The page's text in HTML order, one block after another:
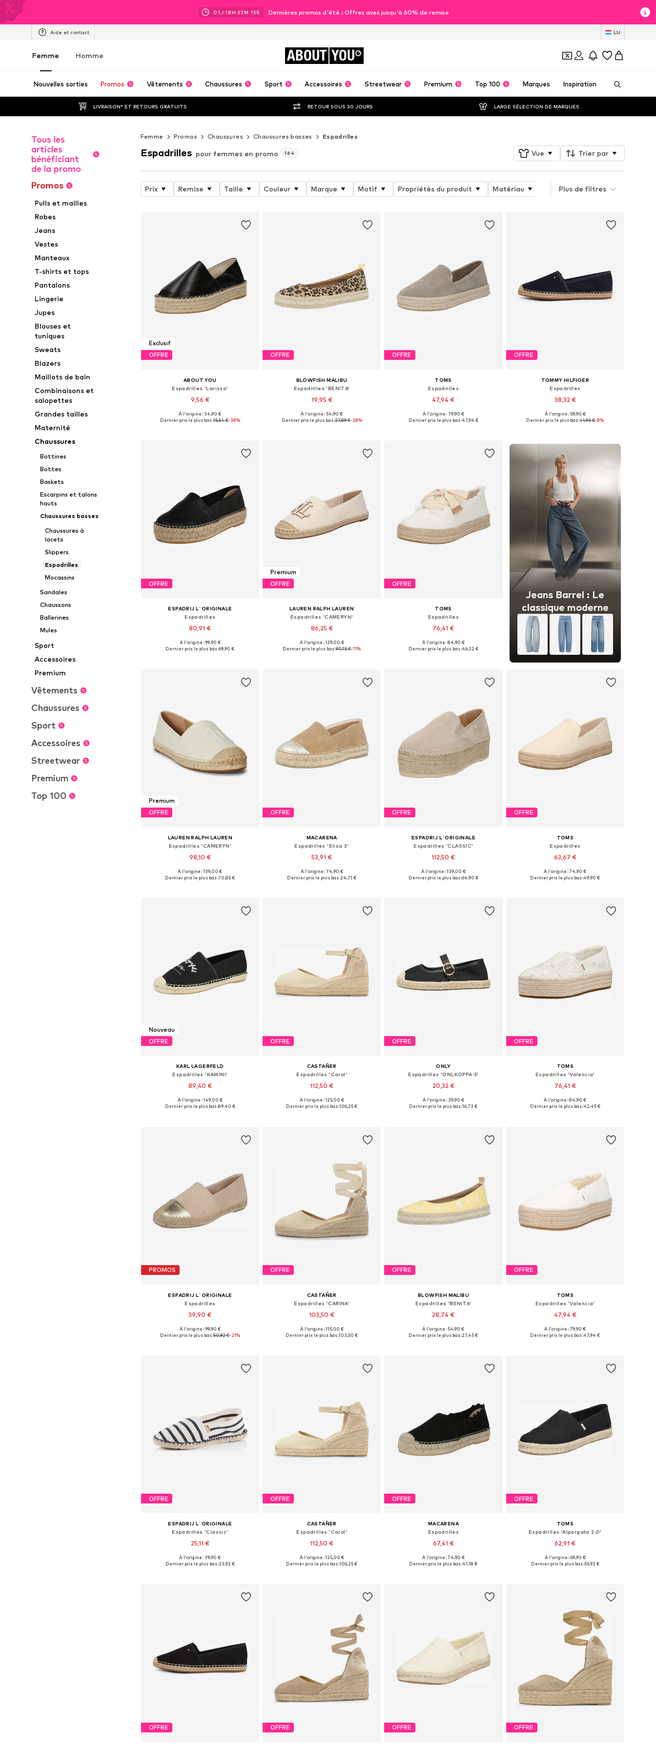
01J 18H 33M 14S Dernières promos d'été : Offres avec jusqu'à 60% de remise
Aide et contact LU
Femme Homme ABOUT YOU
Nouvelles sorties Promos Vêtements Chaussures Sport Accessoires Streetwear Premium Top 100 Marques Inspiration
LIVRAISON* ET RETOURS GRATUITS RETOUR SOUS 30 JOURS LARGE SÉLECTION DE MARQUES
Tous les
articles
bénéficiant
de la promo
Promos
Pulls et mailles
Robes
Jeans
Vestes
Manteaux
T-shirts et tops
Pantalons
Lingerie
Jupes
Blouses et
tuniques
Sweats
Blazers
Maillots de bain
Combinaisons et
salopettes
Grandes tailles
Maternité
Chaussures
Bottines
Bottes
Baskets
Escarpins et talons
hauts
Chaussures basses
Chaussures à
lacets
Slippers
Espadrilles
Mocassins
Sandales
Chaussons
Ballerines
Mules
Sport
Accessoires
Premium
Vêtements
Chaussures
Sport
Accessoires
Streetwear
Premium
Top 100
Femme Promos Chaussures Chaussures basses Espadrilles
Espadrilles pour femmes en promo 164 Vue Trier par
Prix Remise Taille Couleur Marque Motif Propriétés du produit Matériau Chaussures ajustables
Plus de filtres
Exclusif
OFFRE
ABOUT YOU
Espadrilles 'Larissa'
9,56 €
Tailles disponibles: 37, 39, 40
À l'origine : 34,90 €
Dernier prix le plus bas :15,54 €-38%
OFFRE
BLOWFISH MALIBU
Espadrilles 'BENITA'
19,95 €
Tailles disponibles: 36, 38, 39, 40, 41
À l'origine : 54,90 €
Dernier prix le plus bas :27,89 €-28%
OFFRE
TOMS
Espadrilles
47,94 €
Disponible en plusieurs tailles
À l'origine : 79,90 €
Dernier prix le plus bas :47,94 €
OFFRE
TOMMY HILFIGER
Espadrilles
38,32 €
Tailles disponibles: 36, 37, 38, 39, 40
À l'origine : 59,90 €
Dernier prix le plus bas :41,93 €-8%
OFFRE
ESPADRIJ L´ORIGINALE
Espadrilles
80,91 €
Disponible en plusieurs tailles
À l'origine : 99,90 €
Dernier prix le plus bas :69,90 €
Premium
OFFRE
LAUREN RALPH LAUREN
Espadrilles 'CAMERYN'
86,25 €
Disponible en plusieurs tailles
À l'origine : 129,00 €
Dernier prix le plus bas :97,75 €-11%
OFFRE
TOMS
Espadrilles
76,41 €
Disponible en plusieurs tailles
À l'origine : 84,90 €
Dernier prix le plus bas :46,32 €
Jeans Barrel : Le
classique moderne
Premium
OFFRE
LAUREN RALPH LAUREN
Espadrilles 'CAMERYN'
98,10 €
Tailles disponibles: 35, 37, 38, 39, 40, 41
À l'origine : 139,00 €
Dernier prix le plus bas :70,85 €
OFFRE
MACARENA
Espadrilles 'Elisa 3'
53,91 €
Tailles disponibles: 37, 38, 39, 40, 41
À l'origine : 74,90 €
Dernier prix le plus bas :24,71 €
OFFRE
ESPADRIJ L´ORIGINALE
Espadrilles 'CLASSIC'
112,50 €
Tailles disponibles: 38, 39, 40, 41, 42
À l'origine : 139,00 €
Dernier prix le plus bas :64,90 €
OFFRE
TOMS
Espadrilles
63,67 €
Disponible en plusieurs tailles
À l'origine : 74,90 €
Dernier prix le plus bas :49,90 €
Nouveau
OFFRE
KARL LAGERFELD
Espadrilles 'KAMINI'
89,40 €
Tailles disponibles: 36, 37, 38, 39, 40, 41
À l'origine : 149,00 €
Dernier prix le plus bas :89,40 €
OFFRE
CASTAÑER
Espadrilles 'Carol'
112,50 €
Tailles disponibles: 36, 37, 38, 39, 40
À l'origine : 125,00 €
Dernier prix le plus bas :106,25 €
OFFRE
ONLY
Espadrilles 'ONLKOPPA-5'
20,32 €
Tailles disponibles: 36, 37, 38, 39, 40, 41
À l'origine : 39,90 €
Dernier prix le plus bas :16,73 €
OFFRE
TOMS
Espadrilles 'Valencia'
76,41 €
Disponible en plusieurs tailles
À l'origine : 84,90 €
Dernier prix le plus bas :42,45 €
PROMOS
ESPADRIJ L´ORIGINALE
Espadrilles
39,90 €
Tailles disponibles: 36, 37, 38, 39, 40, 41
À l'origine : 99,90 €
Dernier prix le plus bas :50,92 €-21%
OFFRE
CASTAÑER
Espadrilles 'CARINA'
103,50 €
Tailles disponibles: 36, 37, 38, 39, 40, 41
À l'origine : 115,00 €
Dernier prix le plus bas :103,50 €
OFFRE
BLOWFISH MALIBU
Espadrilles 'BENITA'
28,74 €
Tailles disponibles: 36, 37, 38, 39, 40, 41
À l'origine : 54,90 €
Dernier prix le plus bas :27,45 €
OFFRE
TOMS
Espadrilles 'Valencia'
47,94 €
Disponible en plusieurs tailles
À l'origine : 79,90 €
Dernier prix le plus bas :47,94 €
OFFRE
ESPADRIJ L´ORIGINALE
Espadrilles 'Classic'
25,11 €
+9
Disponible en plusieurs tailles
À l'origine : 39,90 €
Dernier prix le plus bas :23,92 €
OFFRE
CASTAÑER
Espadrilles 'Carol'
112,50 €
Tailles disponibles: 37, 38, 39, 40
À l'origine : 125,00 €
Dernier prix le plus bas :106,25 €
OFFRE
MACARENA
Espadrilles
67,41 €
Tailles disponibles: 37, 38, 39
À l'origine : 74,90 €
Dernier prix le plus bas :41,18 €
OFFRE
TOMS
Espadrilles 'Alpargata 2.0'
62,91 €
Disponible en plusieurs tailles
À l'origine : 69,90 €
Dernier prix le plus bas :55,92 €
OFFRE OFFRE OFFRE OFFRE